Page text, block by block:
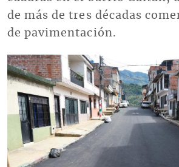
de más de tres décadas
de pavimentación.
Imagen